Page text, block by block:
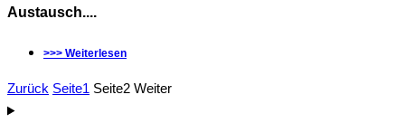
Austausch....
>>> Weiterlesen
Zurück Seite1 Seite2 Weiter